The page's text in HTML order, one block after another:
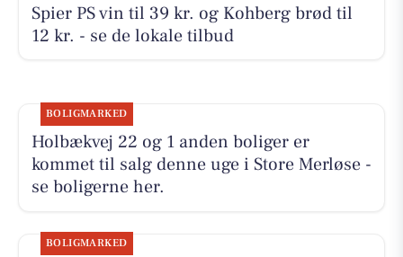
Spier PS vin til 39 kr. og Kohberg brød til
12 kr. - se de lokale tilbud
BOLIGMARKED
Holbækvej 22 og 1 anden boliger er
kommet til salg denne uge i Store Merløse -
se boligerne her.
BOLIGMARKED